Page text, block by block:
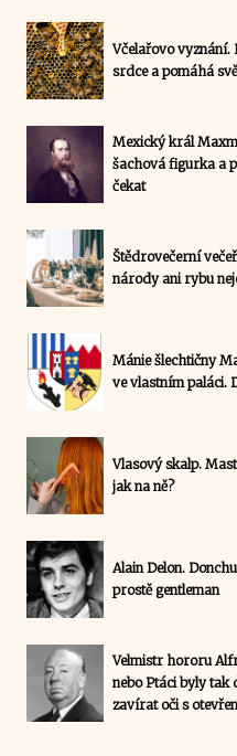
Včelařovo vyznání.
srdce a pomáhá
Mexický král
šachová figurka a
čekat
Štědrovečerní
národy ani rybu
Mánie šlechtičny
ve vlastním paláci.
Vlasový skalp.
jak na ně?
Alain Delon.
prostě gentleman
Velmistr hororu
nebo Ptáci byly tak
zavírat oči s